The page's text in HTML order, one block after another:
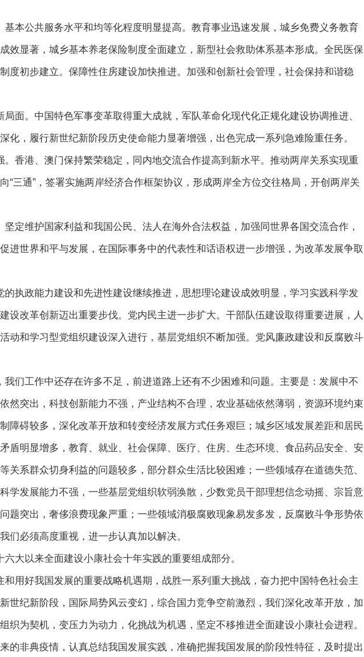
公共服务水平和均等化程度明显提高。教育事业迅速发展，城乡免费义务教育
效显著，城乡基本养老保险制度全面建立，新型社会救助体系基本形成。全民医保
度初步建立。保障性住房建设加快推进。加强和创新社会管理，社会保持和谐稳
。中国特色军事变革取得重大成就，军队革命化现代化正规化建设协调推进、
化，履行新世纪新阶段历史使命能力显著增强，出色完成一系列急难险重任务。
港、澳门保持繁荣稳定，同内地交流合作提高到新水平。推动两岸关系实现重
“三通”，签署实施两岸经济合作框架协议，形成两岸全方位交往格局，开创两岸关
维护国家利益和我国公民、法人在海外合法权益，加强同世界各国交流合作，
进世界和平与发展，在国际事务中的代表性和话语权进一步增强，为改革发展争取
政能力建设和先进性建设继续推进，思想理论建设成效明显，学习实践科学发
设改革创新迈出重要步伐。党内民主进一步扩大。干部队伍建设取得重要进展，人
动和学习型党组织建设深入进行，基层党组织不断加强。党风廉政建设和反腐败斗
工作中还存在许多不足，前进道路上还有不少困难和问题。主要是：发展中不
然突出，科技创新能力不强，产业结构不合理，农业基础依然薄弱，资源环境约束
障碍较多，深化改革开放和转变经济发展方式任务艰巨；城乡区域发展差距和居民
盾明显增多，教育、就业、社会保障、医疗、住房、生态环境、食品药品安全、安
关系群众切身利益的问题较多，部分群众生活比较困难；一些领域存在道德失范、
学发展能力不强，一些基层党组织软弱涣散，少数党员干部理想信念动摇、宗旨意
题突出，奢侈浪费现象严重；一些领域消极腐败现象易发多发，反腐败斗争形势依
们必须高度重视，进一步认真加以解决。
以来全面建设小康社会十年实践的重要组成部分。
好我国发展的重要战略机遇期，战胜一系列重大挑战，奋力把中国特色社会主
世纪新阶段，国际局势风云变幻，综合国力竞争空前激烈，我们深化改革开放，加
织为契机，变压力为动力，化挑战为机遇，坚定不移推进全面建设小康社会进程。
的非典疫情，认真总结我国发展实践，准确把握我国发展的阶段性特征，及时提出